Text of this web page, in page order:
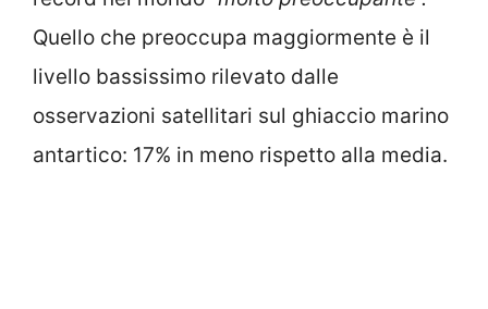
Quello che preoccupa maggiormente è il
livello bassissimo rilevato dalle
osservazioni satellitari sul ghiaccio marino
antartico: 17% in meno rispetto alla media.